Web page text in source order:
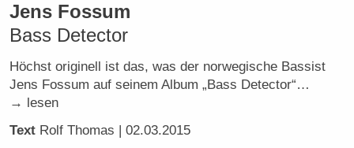
Jens Fossum
Bass Detector
Höchst originell ist das, was der norwegische Bassist
Jens Fossum auf seinem Album „Bass Detector“…
→ lesen
Text Rolf Thomas | 02.03.2015